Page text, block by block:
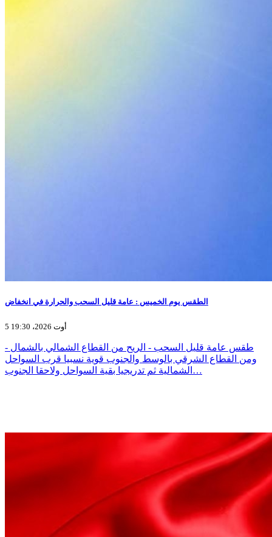
الطقس يوم الخميس : عامة قليل السحب والحرارة في انخفاض
5 أوت 2026، 19:30
- طقس عامة قليل السحب - الريح من القطاع الشمالي بالشمال
ومن القطاع الشرقي بالوسط والجنوب قوية نسبيا قرب السواحل
الشمالية ثم تدريجيا بقية السواحل ولاحقا الجنوب…